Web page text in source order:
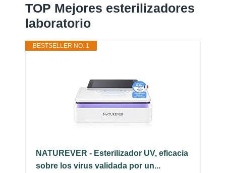
TOP Mejores esterilizadores
laboratorio
BESTSELLER NO. 1
NATUREVER - Esterilizador UV, eficacia
sobre los virus validada por un...